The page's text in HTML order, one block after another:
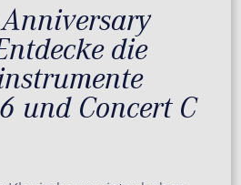
die
und Concert C